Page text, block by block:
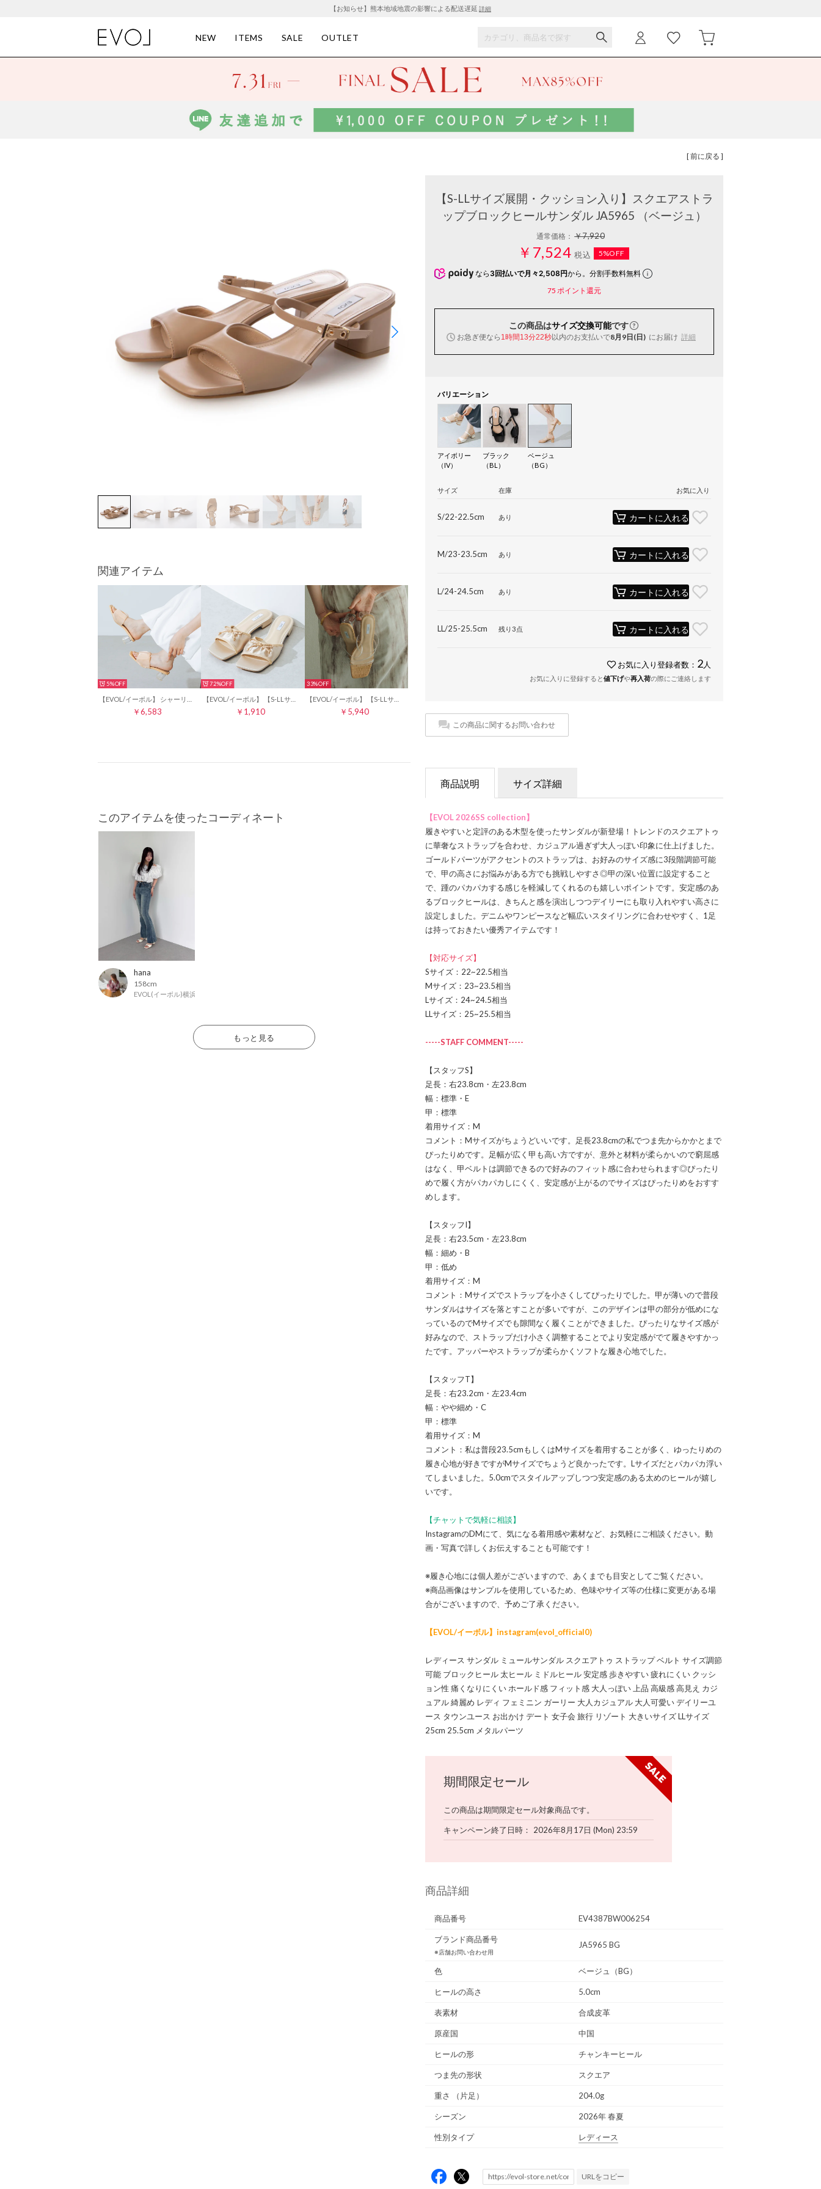
【お知らせ】熊本地域地震の影響による配送遅延 詳細
NEW ITEMS SALE OUTLET
[ 前に戻る ]
関連アイテム
5%
￥6,583
72%
￥1,910
33%
￥5,940
このアイテムを使ったコーディネート
hana
158cm
EVOL(イーボル)横浜ジョイナス店
もっと見る
【S-LLサイズ展開・クッション入り】スクエアストラ
ップブロックヒールサンダル JA5965 （ベージュ）
通常価格：￥7,920
￥7,524 税込 5%OFF
なら 3回払いで月々2,508円から。分割手数料無料
75 ポイント還元
この商品はサイズ交換可能です
お急ぎ便なら 1時間13分21秒以内のお支払いで8月9日(日) にお届け 詳細
バリエーション
アイボリー
（IV）
ブラック
（BL）
ベージュ
（BG）
サイズ 在庫 お気に入り
S/22-22.5cm あり カートに入れる
M/23-23.5cm あり カートに入れる
L/24-24.5cm あり カートに入れる
LL/25-25.5cm 残り3点 カートに入れる
お気に入り登録者数： 2 人
お気に入りに登録すると値下げや再入荷の際にご連絡します
この商品に関するお問い合わせ
商品説明 サイズ詳細
【EVOL 2026SS collection】
履きやすいと定評のある木型を使ったサンダルが新登場！トレンドのスクエアトゥ
に華奢なストラップを合わせ、カジュアル過ぎず大人っぽい印象に仕上げました。
ゴールドパーツがアクセントのストラップは、お好みのサイズ感に3段階調節可能
で、甲の高さにお悩みがある方でも挑戦しやすさ◎甲の深い位置に設定すること
で、踵のパカパカする感じを軽減してくれるのも嬉しいポイントです。安定感のあ
るブロックヒールは、きちんと感を演出しつつデイリーにも取り入れやすい高さに
設定しました。デニムやワンピースなど幅広いスタイリングに合わせやすく、1足
は持っておきたい優秀アイテムです！
【対応サイズ】
Sサイズ：22~22.5相当
Mサイズ：23~23.5相当
Lサイズ：24~24.5相当
LLサイズ：25~25.5相当
-----STAFF COMMENT-----
【スタッフS】
足長：右23.8cm・左23.8cm
幅：標準・E
甲：標準
着用サイズ：M
コメント：Mサイズがちょうどいいです。足長23.8cmの私でつま先からかかとまで
ぴったりめです。足幅が広く甲も高い方ですが、意外と材料が柔らかいので窮屈感
はなく、甲ベルトは調節できるので好みのフィット感に合わせられます◎ぴったり
めで履く方がパカパカしにくく、安定感が上がるのでサイズはぴったりめをおすす
めします。
【スタッフI】
足長：右23.5cm・左23.8cm
幅：細め・B
甲：低め
着用サイズ：M
コメント：Mサイズでストラップを小さくしてぴったりでした。甲が薄いので普段
サンダルはサイズを落とすことが多いですが、このデザインは甲の部分が低めにな
っているのでMサイズでも隙間なく履くことができました。ぴったりなサイズ感が
好みなので、ストラップだけ小さく調整することでより安定感がでて履きやすかっ
たです。アッパーやストラップが柔らかくソフトな履き心地でした。
【スタッフT】
足長：右23.2cm・左23.4cm
幅：やや細め・C
甲：標準
着用サイズ：M
コメント：私は普段23.5cmもしくはMサイズを着用することが多く、ゆったりめの
履き心地が好きですがMサイズでちょうど良かったです。Lサイズだとパカパカ浮い
てしまいました。5.0cmでスタイルアップしつつ安定感のある太めのヒールが嬉し
いです。
【チャットで気軽に相談】
InstagramのDMにて、気になる着用感や素材など、お気軽にご相談ください。動
画・写真で詳しくお伝えすることも可能です！
※履き心地には個人差がございますので、あくまでも目安としてご覧ください。
※商品画像はサンプルを使用しているため、色味やサイズ等の仕様に変更がある場
合がございますので、予めご了承ください。
【EVOL/イーボル】instagram(evol_official0)
レディース サンダル ミュールサンダル スクエアトゥ ストラップ ベルト サイズ調節
可能 ブロックヒール 太ヒール ミドルヒール 安定感 歩きやすい 疲れにくい クッシ
ョン性 痛くなりにくい ホールド感 フィット感 大人っぽい 上品 高級感 高見え カジ
ュアル 綺麗め レディ フェミニン ガーリー 大人カジュアル 大人可愛い デイリーユ
ース タウンユース お出かけ デート 女子会 旅行 リゾート 大きいサイズ LLサイズ
25cm 25.5cm メタルパーツ
期間限定セール
この商品は期間限定セール対象商品です。
キャンペーン終了日時 2026年8月17日 (Mon) 23:59
商品詳細
商品番号 EV4387BW006254
ブランド商品番号
※店舗お問い合わせ用
JA5965 BG
色 ベージュ（BG）
ヒールの高さ 5.0cm
表素材 合成皮革
原産国 中国
ヒールの形 チャンキーヒール
つま先の形状 スクエア
重さ （片足） 204.0g
シーズン 2026年 春夏
性別タイプ レディース
URLをコピー